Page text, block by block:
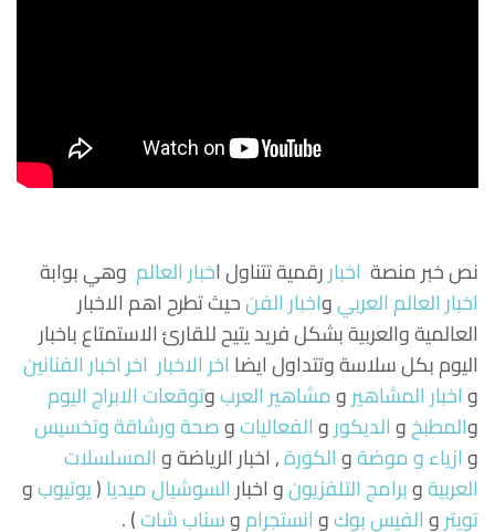
نص خبر منصة اخباررقمية تتناولاخبار العالم وهي بوابة
اخبار العالم العربيواخبار الفنحيث تطرح اهم الاخبار
العالمية والعربية بشكل فريد يتيح للقارئ الاستمتاع باخبار
اليوم بكل سلاسة وتتداول ايضا اخر الاخبار اخر اخبار الفنانين
واخبار المشاهيرومشاهير العربوتوقعات الابراج اليوم
والمطبخوالديكوروالفعالياتوصحة ورشاقة وتخسيس
وازياء و موضةوالكورة, اخبار الرياضة والمسلسلات
العربيةوبرامج التلفزيونو اخبارالسوشيال ميديا(يوتيوبو
تويتروالفيس بوكوانستجراموسناب شات) .